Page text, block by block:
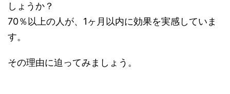
しょうか？
70％以上の人が、1ヶ月以内に効果を実感していま
す。
その理由に迫ってみましょう。